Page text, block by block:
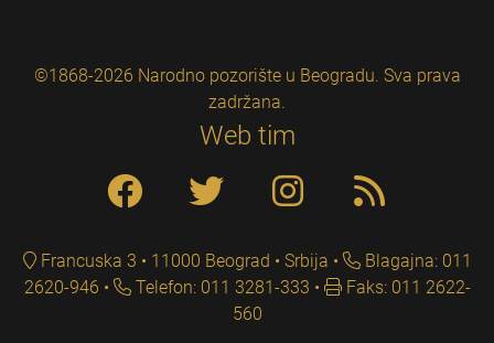
©1868-2026 Narodno pozorište u Beogradu. Sva prava
zadržana.
Web tim
Francuska 3 • 11000 Beograd • Srbija
Blagajna: 011
2620-946
Telefon: 011 3281-333
Faks: 011 2622-
560